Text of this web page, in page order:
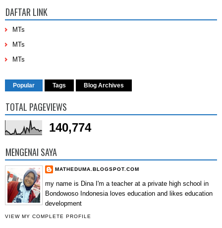
DAFTAR LINK
MTs
MTs
MTs
Popular Tags Blog Archives
TOTAL PAGEVIEWS
140,774
MENGENAI SAYA
MATHEDUMA.BLOGSPOT.COM
my name is Dina I'm a teacher at a private high school in
Bondowoso Indonesia loves education and likes education
development
VIEW MY COMPLETE PROFILE